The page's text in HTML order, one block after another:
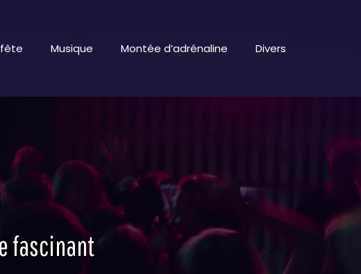
fête Musique Montée d’adrénaline Divers
fascinant